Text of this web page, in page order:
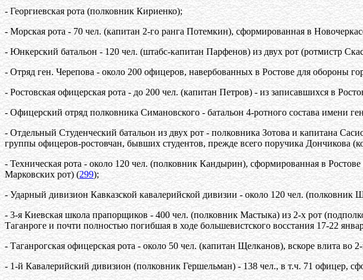
- Георгиевская рота (полковник Кириенко);
- Морская рота - 70 чел. (капитан 2-го ранга Потемкин), сформированная в
- Юнкерский батальон - 120 чел. (штабс-капитан Парфенов) из двух рот (ротмистр
- Отряд ген. Черепова - около 200 офицеров, навербованных в Ростове для обороны
- Ростовская офицерская рота - до 200 чел. (капитан Петров) - из записавшихся в
- Офицерский отряд полковника Симановского - батальон 4-ротного состава имени
- Отдельный Студенческий батальон из двух рот - полковника Зотова и капитана
группы офицеров-ростовчан, бывших студентов, прежде всего поручика Дончикова
- Техническая рота - около 120 чел. (полковник Кандырин), сформированная в
Марковских рот) (299);
- Ударный дивизион Кавказской кавалерийской дивизии - около 120 чел. (полковник
- 3-я Киевская школа прапорщиков - 400 чел. (полковник Мастыка) из 2-х рот
Таганроге и почти полностью погибшая в ходе большевистского восстания 17-22
- Таганрогская офицерская рота - около 50 чел. (капитан Щелканов), вскоре влита во
- 1-й Кавалерийский дивизион (полковник Гершельман) - 138 чел., в т.ч. 71 офицер,